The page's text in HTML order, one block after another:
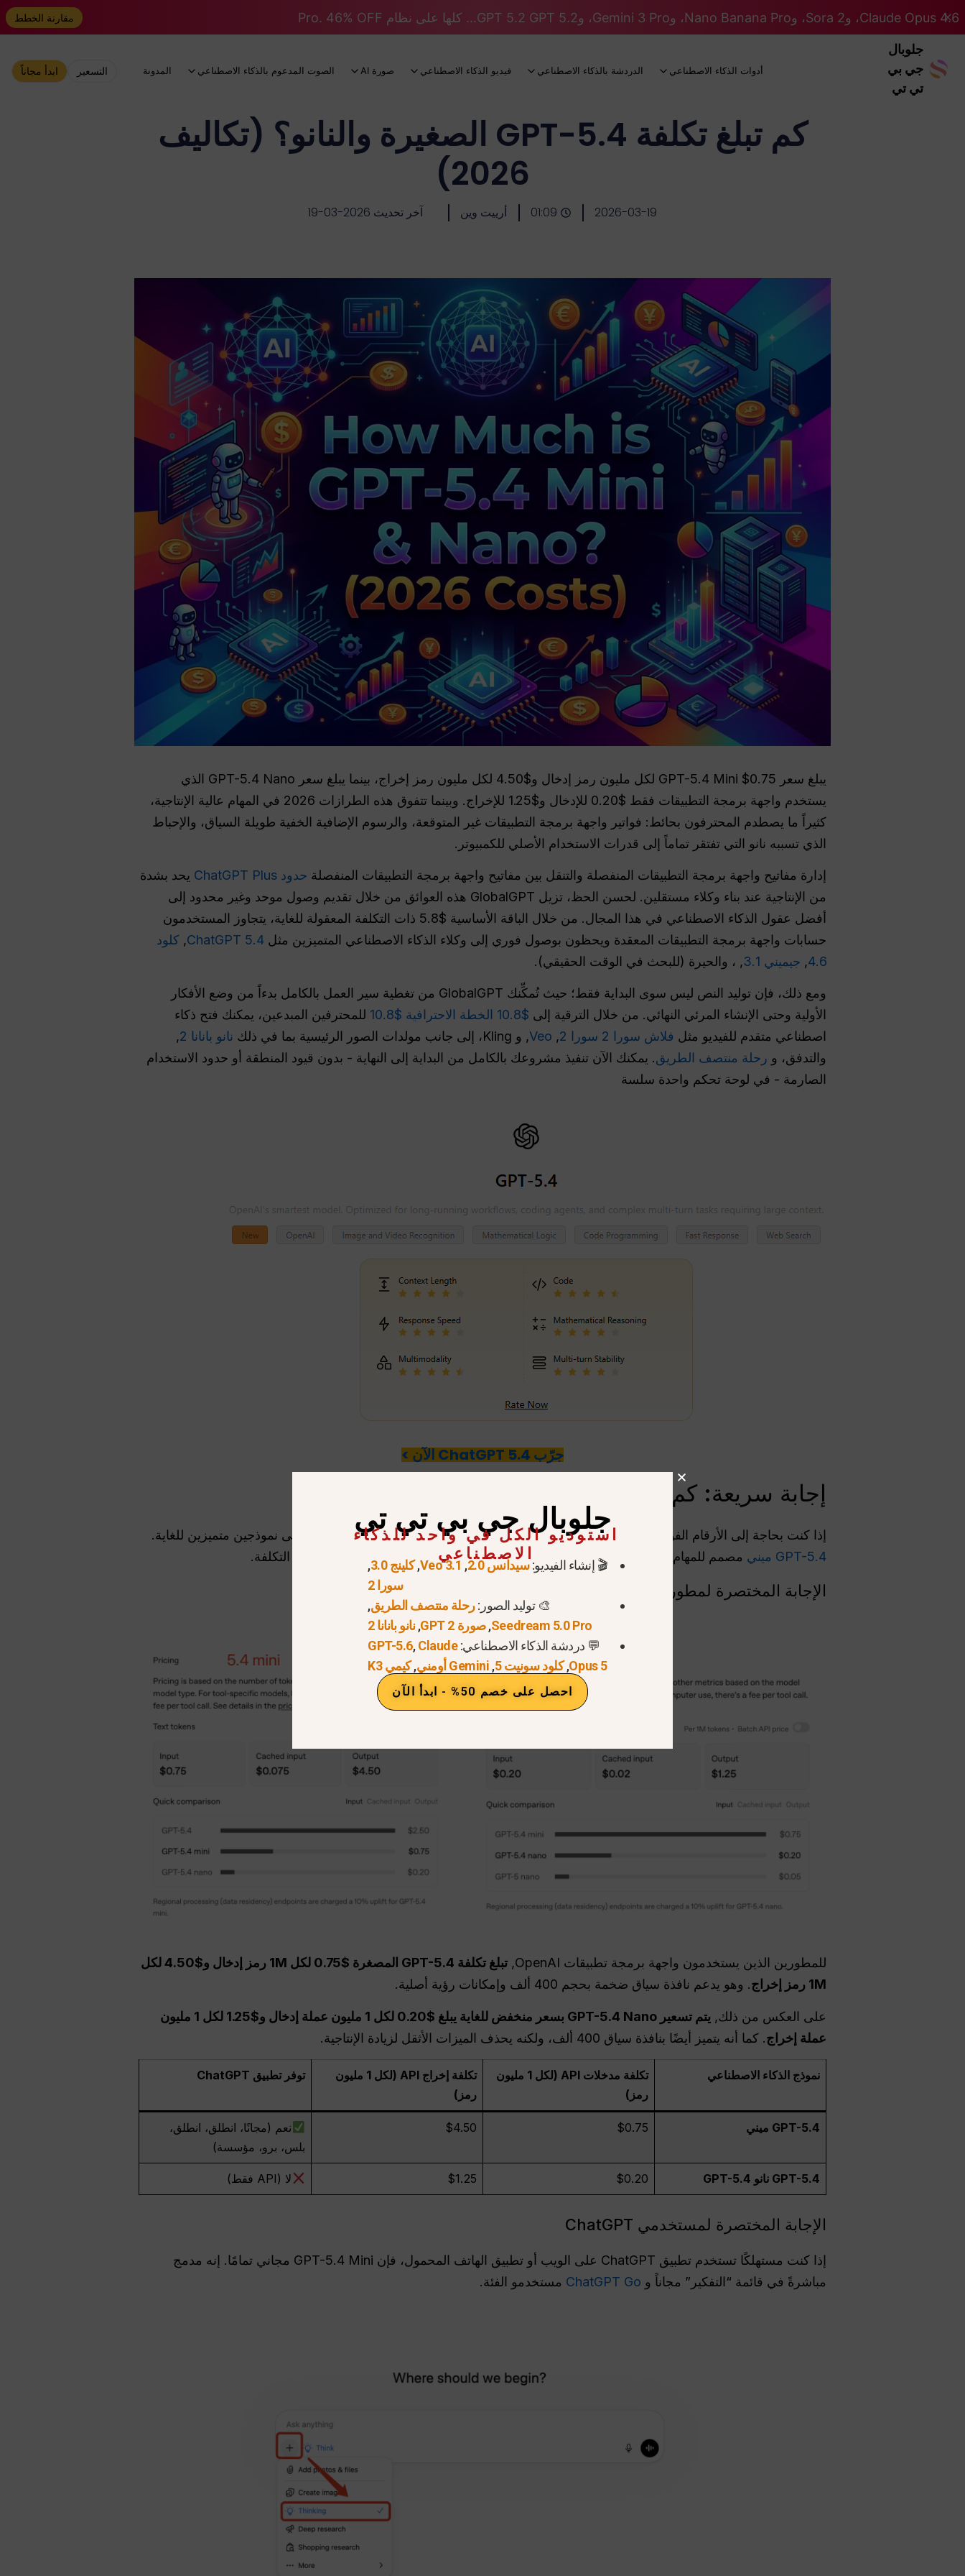
Claude Opus 4.6، وSora 2، وNano Banana Pro، وGemini 3 Pro، وGPT 5.2 GPT 5.2... كلها على نظام Pro. 46% OFF مقارنة الخطط
جلوبال
جي بي
تي تي
أدوات الذكاء الاصطناعي الدردشة بالذكاء الاصطناعي فيديو الذكاء الاصطناعي صورة AI الصوت المدعوم بالذكاء الاصطناعي المدونة التسعير ابدأ مجاناً
كم تبلغ تكلفة GPT-5.4 الصغيرة والنانو؟ (تكاليف
2026)
2026-03-19
01:09 أرييت وين آخر تحديث 2026-03-19
يبلغ سعر GPT-5.4 Mini $0.75 لكل مليون رمز إدخال و$4.50 لكل مليون رمز إخراج، بينما يبلغ سعر GPT-5.4 Nano الذي
يستخدم واجهة برمجة التطبيقات فقط $0.20 للإدخال و$1.25 للإخراج. وبينما تتفوق هذه الطرازات 2026 في المهام عالية الإنتاجية،
كثيراً ما يصطدم المحترفون بحائط: فواتير واجهة برمجة التطبيقات غير المتوقعة، والرسوم الإضافية الخفية طويلة السياق، والإحباط
الذي تسببه نانو التي تفتقر تماماً إلى قدرات الاستخدام الأصلي للكمبيوتر.
إدارة مفاتيح واجهة برمجة التطبيقات المنفصلة والتنقل بين مفاتيح واجهة برمجة التطبيقات المنفصلة حدود ChatGPT Plus
يحد بشدة
من الإنتاجية عند بناء وكلاء مستقلين. لحسن الحظ، تزيل GlobalGPT هذه العوائق من خلال تقديم وصول موحد وغير محدود إلى
أفضل عقول الذكاء الاصطناعي في هذا المجال. من خلال الباقة الأساسية $5.8 ذات التكلفة المعقولة للغاية، يتجاوز المستخدمون
حسابات واجهة برمجة التطبيقات المعقدة ويحظون بوصول فوري إلى وكلاء الذكاء الاصطناعي المتميزين مثل ChatGPT 5.4
, كلود
4.6
, جيميني 3.1 , ، والحيرة (للبحث في الوقت الحقيقي).
ومع ذلك، فإن توليد النص ليس سوى البداية فقط؛ حيث تُمكِّنك GlobalGPT من تغطية سير العمل بالكامل بدءاً من وضع الأفكار
الأولية وحتى الإنشاء المرئي النهائي. من خلال الترقية إلى $10.8 الخطة الاحترافية $10.8
للمحترفين المبدعين، يمكنك فتح ذكاء
اصطناعي متقدم للفيديو مثل فلاش سورا 2 سورا 2 ,
Veo, و Kling، إلى جانب مولدات الصور الرئيسية بما في ذلك نانو بانانا 2
,
والتدفق، و رحلة منتصف الطريق. يمكنك الآن تنفيذ مشروعك بالكامل من البداية إلى النهاية - بدون قيود المنطقة أو حدود الاستخدام
الصارمة - في لوحة تحكم واحدة سلسة
جرّب ChatGPT 5.4 الآن >
إجابة سريعة: كم تبلغ تكلفة GPT-5.4 الصغير والنانو؟
إذا كنت بحاجة إلى الأرقام الفورية للتنبؤ بميزانيتك لعام 2026، فقد قسمت OpenAI عروضها الصغيرة إلى نموذجين متميزين للغاية.
GPT-5.4 ميني
مصمم للمهام الفرعية المعقدة، في حين أن GPT-5.4 Nano هو نموذج بنية تحتية فائقة التكلفة.
الإجابة المختصرة لمطوري واجهة برمجة التطبيقات
للمطورين الذين يستخدمون واجهة برمجة تطبيقات OpenAI,
تبلغ تكلفة GPT-5.4 المصغرة $0.75 لكل 1M رمز إدخال و$4.50 لكل
1M رمز إخراج
. وهو يدعم نافذة سياق ضخمة بحجم 400 ألف وإمكانات رؤية أصلية.
على العكس من ذلك,
يتم تسعير GPT-5.4 Nano بسعر منخفض للغاية يبلغ $0.20 لكل 1 مليون عملة إدخال و$1.25 لكل 1 مليون
عملة إخراج. كما أنه يتميز أيضًا بنافذة سياق 400 ألف، ولكنه يحذف الميزات الأثقل لزيادة الإنتاجية.
نموذج الذكاء الاصطناعي
تكلفة مدخلات API (لكل 1 مليون
رمز)
تكلفة إخراج API (لكل 1 مليون
رمز)
توفر تطبيق ChatGPT
GPT-5.4 ميني $0.75
$4.50
نعم (مجانًا، انطلق، انطلق،
بلس، برو، مؤسسة)
GPT-5.4 نانو GPT-5.4 $0.20
$1.25 لا (API فقط)
الإجابة المختصرة لمستخدمي ChatGPT
إذا كنت مستهلكًا تستخدم تطبيق ChatGPT على الويب أو تطبيق الهاتف المحمول، فإن GPT-5.4 Mini مجاني تمامًا. إنه مدمج
مباشرةً في قائمة “التفكير” مجاناً و ChatGPT Go مستخدمو الفئة.
جلوبال جي بي تي تي
استوديو الكل في واحد للذكاء
الاصطناعي
🎬 إنشاء الفيديو:سيدانس 2.0 ,
Veo 3.1
,كلينج 3.0
,
سورا 2
🎨 توليد الصور:رحلة منتصف الطريق,
Seedream 5.0 Pro
,صورة GPT 2 ,نانو بانانا 2
💬 دردشة الذكاء الاصطناعي:
GPT-5.6,Claude
Opus 5
,كلود سونيت 5 , Gemini أومني ,كيمي K3
احصل على خصم 50% - ابدأ الآن